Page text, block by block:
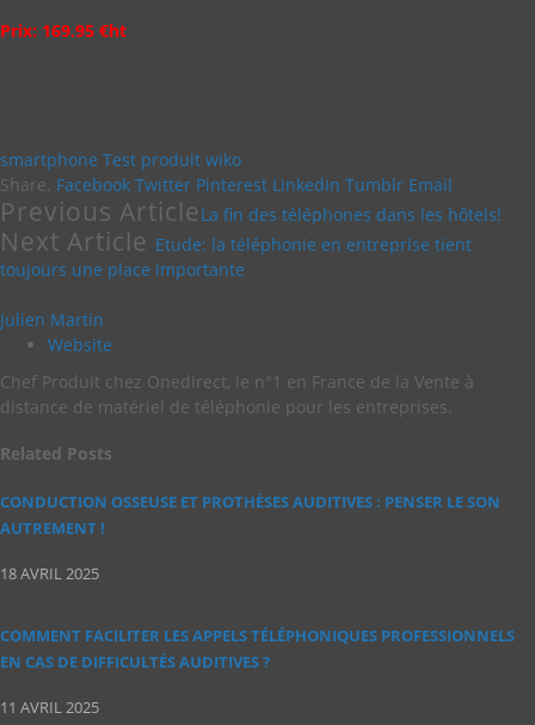
Prix: 169.95 €ht
smartphone Test produit wiko
Share. Facebook Twitter Pinterest LinkedIn Tumblr Email
Previous Article La fin des téléphones dans les hôtels!
Next Article Etude: la téléphonie en entreprise tient
toujours une place importante
Julien Martin
Website
Chef Produit chez Onedirect, le n°1 en France de la Vente à
distance de matériel de téléphonie pour les entreprises.
Related Posts
CONDUCTION OSSEUSE ET PROTHÈSES AUDITIVES : PENSER LE SON
AUTREMENT !
18 AVRIL 2025
COMMENT FACILITER LES APPELS TÉLÉPHONIQUES PROFESSIONNELS
EN CAS DE DIFFICULTÉS AUDITIVES ?
11 AVRIL 2025